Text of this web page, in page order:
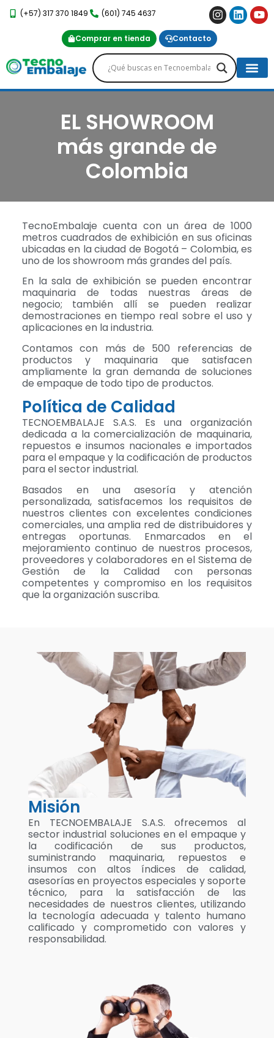
(+57) 317 370 1849 (601) 745 4637
Comprar en tienda Contacto
EL SHOWROOM
más grande de
Colombia
TecnoEmbalaje cuenta con un área de 1000
metros cuadrados de exhibición en sus oficinas
ubicadas en la ciudad de Bogotá – Colombia, es
uno de los showroom más grandes del país.
En la sala de exhibición se pueden encontrar
maquinaria de todas nuestras áreas de
negocio; también allí se pueden realizar
demostraciones en tiempo real sobre el uso y
aplicaciones en la industria.
Contamos con más de 500 referencias de
productos y maquinaria que satisfacen
ampliamente la gran demanda de soluciones
de empaque de todo tipo de productos.
Política de Calidad
TECNOEMBALAJE S.A.S. Es una organización
dedicada a la comercialización de maquinaria,
repuestos e insumos nacionales e importados
para el empaque y la codificación de productos
para el sector industrial.
Basados en una asesoría y atención
personalizada, satisfacemos los requisitos de
nuestros clientes con excelentes condiciones
comerciales, una amplia red de distribuidores y
entregas oportunas. Enmarcados en el
mejoramiento continuo de nuestros procesos,
proveedores y colaboradores en el Sistema de
Gestión de la Calidad con personas
competentes y compromiso en los requisitos
que la organización suscriba.
Misión
En TECNOEMBALAJE S.A.S. ofrecemos al
sector industrial soluciones en el empaque y
la codificación de sus productos,
suministrando maquinaria, repuestos e
insumos con altos índices de calidad,
asesorías en proyectos especiales y soporte
técnico, para la satisfacción de las
necesidades de nuestros clientes, utilizando
la tecnología adecuada y talento humano
calificado y comprometido con valores y
responsabilidad.